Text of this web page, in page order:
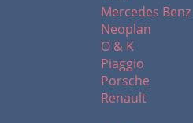
Mercedes Benz
Neoplan
O & K
Piaggio
Porsche
Renault